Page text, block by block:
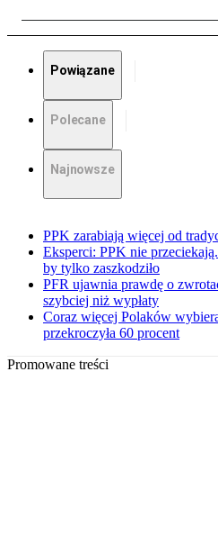
Powiązane
Polecane
Najnowsze
PPK zarabiają więcej od
Eksperci: PPK nie
by tylko zaszkodziło
PFR ujawnia prawdę o
szybciej niż wypłaty
Coraz więcej Polaków
przekroczyła 60 procent
Promowane treści